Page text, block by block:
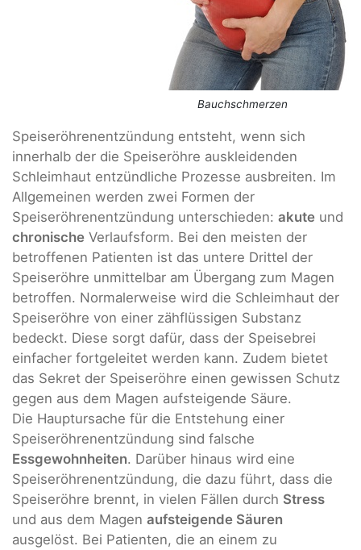
Bauchschmerzen
Speiseröhrenentzündung entsteht, wenn sich
innerhalb der die Speiseröhre auskleidenden
Schleimhaut entzündliche Prozesse ausbreiten. Im
Allgemeinen werden zwei Formen der
Speiseröhrenentzündung unterschieden: akute und
chronische Verlaufsform. Bei den meisten der
betroffenen Patienten ist das untere Drittel der
Speiseröhre unmittelbar am Übergang zum Magen
betroffen. Normalerweise wird die Schleimhaut der
Speiseröhre von einer zähflüssigen Substanz
bedeckt. Diese sorgt dafür, dass der Speisebrei
einfacher fortgeleitet werden kann. Zudem bietet
das Sekret der Speiseröhre einen gewissen Schutz
gegen aus dem Magen aufsteigende Säure.
Die Hauptursache für die Entstehung einer
Speiseröhrenentzündung sind falsche
Essgewohnheiten. Darüber hinaus wird eine
Speiseröhrenentzündung, die dazu führt, dass die
Speiseröhre brennt, in vielen Fällen durch Stress
und aus dem Magen aufsteigende Säuren
ausgelöst. Bei Patienten, die an einem zu